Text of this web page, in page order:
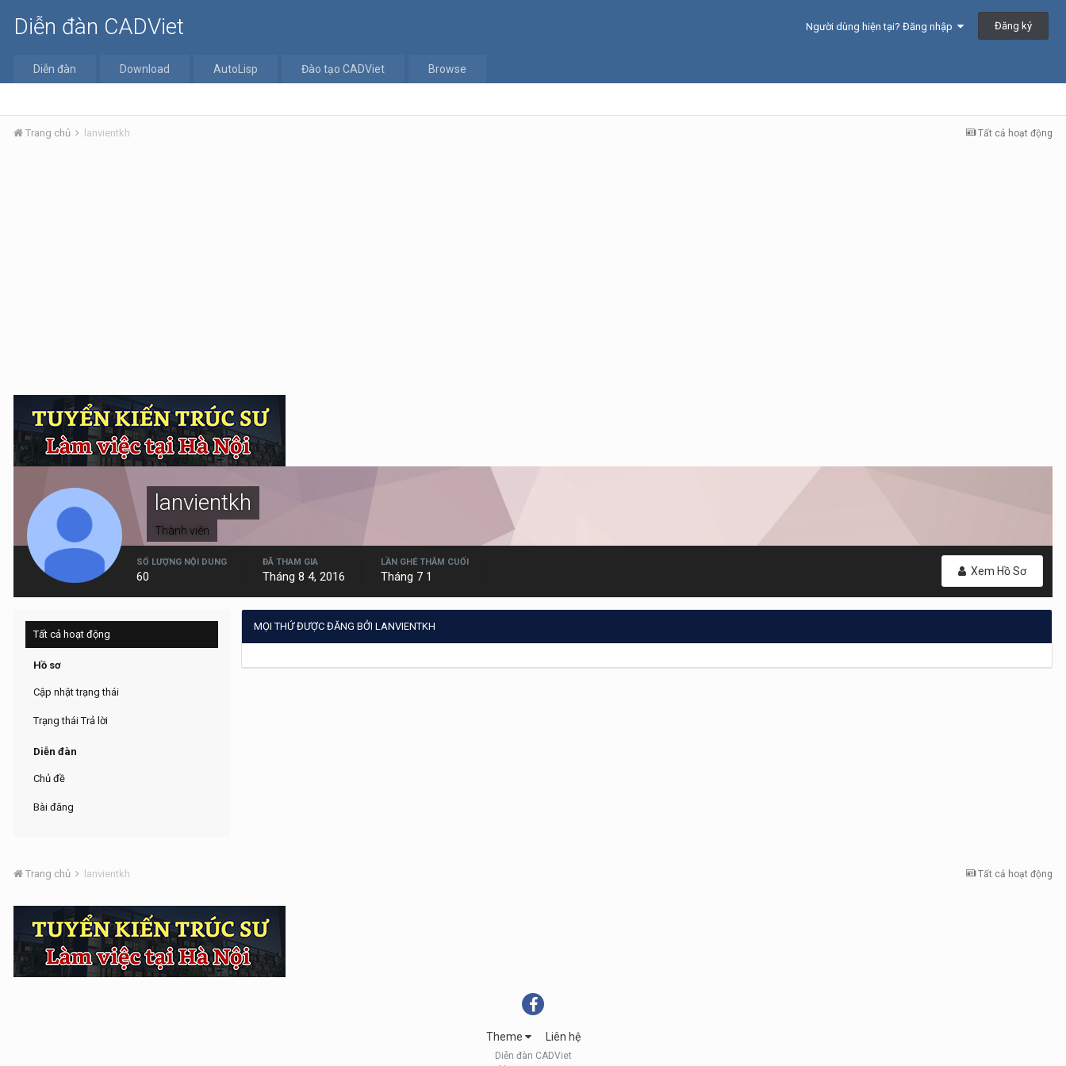
Diễn đàn CADViet Người dùng hiện tại? Đăng nhập Đăng ký
Diễn đàn Download AutoLisp Đào tạo CADViet Browse
Tất cả hoạt động
Trang chủ lanvientkh
lanvientkh
Thành viên
Xem Hồ Sơ
SỐ LƯỢNG NỘI DUNG
60
ĐÃ THAM GIA
Tháng 8 4, 2016
LẦN GHÉ THĂM CUỐI
Tháng 7 1
Tất cả hoạt động
Hồ sơ
Cập nhật trạng thái
Trạng thái Trả lời
Diễn đàn
Chủ đề
Bài đăng
MỌI THỨ ĐƯỢC ĐĂNG BỞI LANVIENTKH
Tất cả hoạt động
Trang chủ lanvientkh
Theme Liên hệ
Diễn đàn CADViet